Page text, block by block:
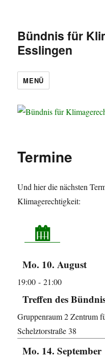
Bündnis für
Esslingen
MENÜ
Termine
Und hier die nächsten
Klimagerechtigkeit:
Mo. 10. August
19:00- 21:00
Treffen des
Gruppenraum 2Zentrum
Schelztorstraße 38
Mo. 14. September